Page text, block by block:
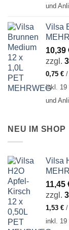
und
Vilsa
10,39
zzgl.
0,75 € /
inkl. 19
und
NEU IM SHOP
Vilsa
11,45
zzgl.
1,53 € /
inkl. 19